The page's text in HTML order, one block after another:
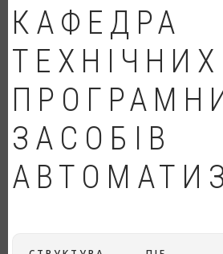
КАФЕДРА
ЗАСОБІВ